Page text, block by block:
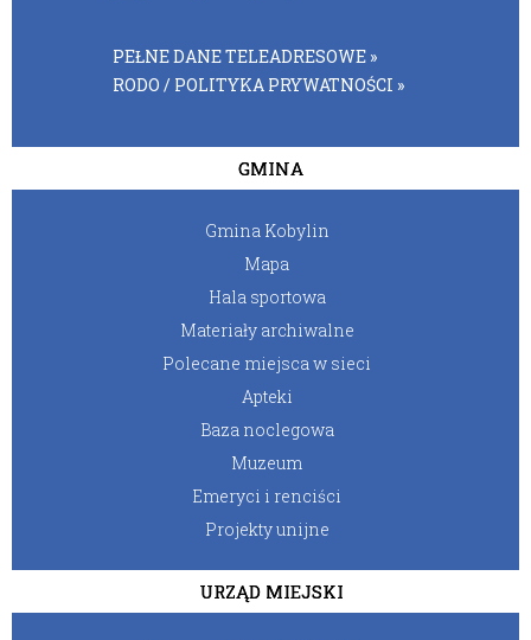
PEŁNE DANE TELEADRESOWE »
RODO / POLITYKA PRYWATNOŚCI »
GMINA
Gmina Kobylin
Mapa
Hala sportowa
Materiały archiwalne
Polecane miejsca w sieci
Apteki
Baza noclegowa
Muzeum
Emeryci i renciści
Projekty unijne
URZĄD MIEJSKI